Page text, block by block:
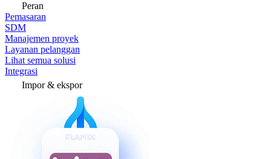
Peran
Pemasaran
SDM
Manajemen proyek
Layanan pelanggan
Lihat semua solusi
Integrasi
Impor & ekspor